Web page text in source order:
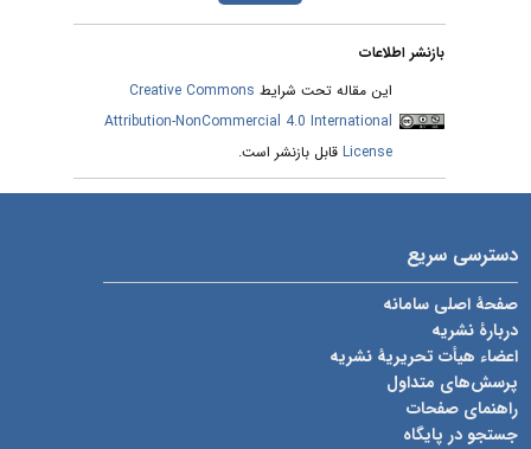
بازنشر اطلاعات
این مقاله تحت شرایطCreative Commons
Attribution-NonCommercial 4.0 International
Licenseقابل بازنشر است.
دسترسی سریع
صفحۀ اصلی سامانه
دربارۀ نشریه
اعضاء هیأت تحریریۀ نشریه
پرسش‌های متداول
راهنمای صفحات
جستجو در پایگاه